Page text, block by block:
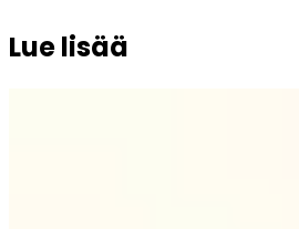
Lue lisää